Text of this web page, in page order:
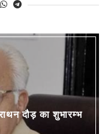
दौड़ का शुभारम्भ